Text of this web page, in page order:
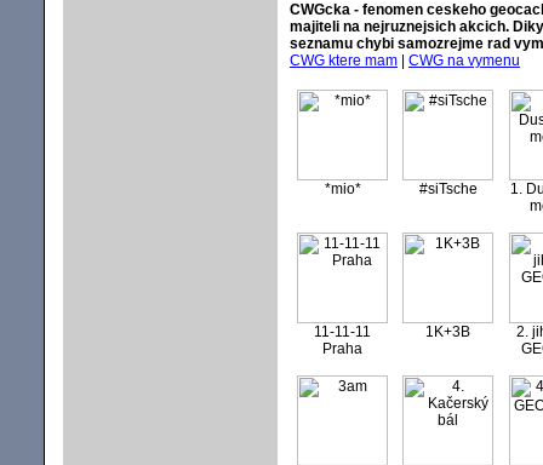
CWGcka - fenomen ceskeho
majiteli na nejruznejsich akcich.
seznamu chybi samozrejme rad
CWG ktere mam
CWG na vymenu
*mio* #siTsche
1.
11-11-11
Praha
1K+3B
2.